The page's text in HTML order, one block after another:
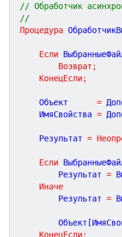
// Обработчик
//
Процедура
Если
Возврат ;
КонецЕсли;
	Объект
=
	ИмяСвойства
=
	Результат
=
Если
		Результат
=
Иначе
		Результат
=
КонецЕсли;